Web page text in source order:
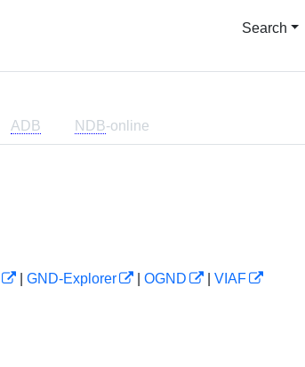
Search
ADB NDB-online
GND-Explorer OGND
VIAF